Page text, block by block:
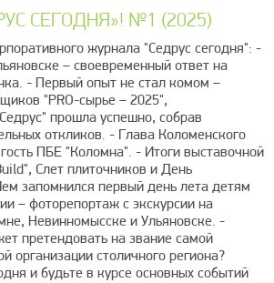
СЕГОДНЯ»! №1 (2025)
журнала "Седрус сегодня": -
– своевременный ответ на
- Первый опыт не стал комом –
"PRO-сырье – 2025",
прошла успешно, собрав
откликов. - Глава Коломенского
гость ПБЕ "Коломна". - Итоги выставочной
Слет плиточников и День
запомнился первый день лета детям
– фоторепортаж с экскурсии на
Невинномысске и Ульяновске. -
претендовать на звание самой
организации столичного региона?
и будьте в курсе основных событий